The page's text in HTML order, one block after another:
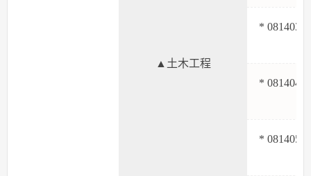
▲土木工程
* 081403
* 081404
* 081405